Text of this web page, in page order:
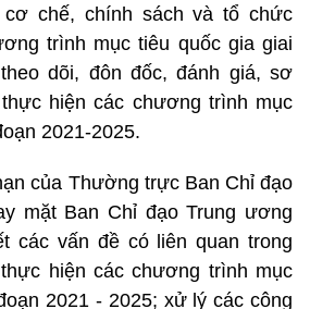
cơ chế, chính sách và tổ chức
trình mục tiêu quốc gia giai
dõi, đôn đốc, đánh giá, sơ
hiện các chương trình mục
2021-2025.
của Thường trực Ban Chỉ đạo
mặt Ban Chỉ đạo Trung ương
các vấn đề có liên quan trong
hiện các chương trình mục
2021 - 2025; xử lý các công